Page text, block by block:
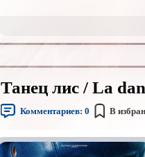
Аниме
Индийское кино
Маги и Волшебники
Параллельные миры
Пеплум
Танец лис / La
Комментариев: 0 В